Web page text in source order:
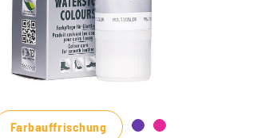
Materialien mit Imprägnier-Effekt
nährt das Leder, hält es strapazierfähig
in vielen Farbtönen, von klassischem
Schwarz und Braun bis zu modischen
Farbauffrischung